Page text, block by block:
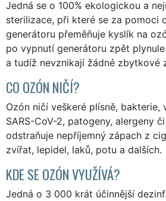
Jedná se o 100% ekologickou a
sterilizace, při které se za pomoci
generátoru přeměňuje kyslík na
po vypnutí generátoru zpět
a tudíž nevznikají žádné zbytkové
CO OZÓN NIČÍ?
Ozón ničí veškeré plísně,
SARS-CoV-2, patogeny, alergeny
odstraňuje nepříjemný zápach z
zvířat, lepidel, laků, potu a dalších.
KDE SE OZÓN VYUŽÍVÁ?
Jedná o 3 000 krát účinnější